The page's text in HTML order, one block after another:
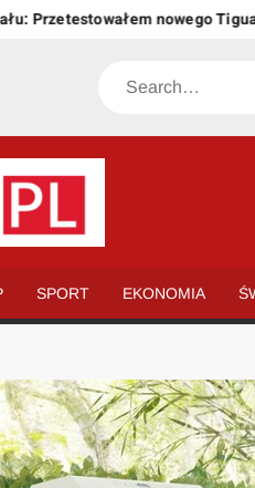
nowego Tiguana –
Search
świat
SPORT EKONOMIA